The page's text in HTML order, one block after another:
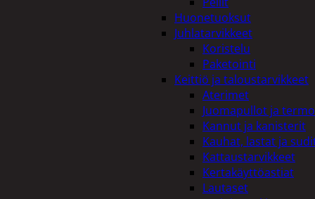
Huonetuoksut
Juhlatarvikkeet
Koristelu
Paketointi
Keittiö ja taloustarvikkeet
Aterimet
Juomapullot ja
Kannut ja kanisterit
Kauhat, lastat ja
Kattaustarvikkeet
Kertakäyttöastiat
Lautaset